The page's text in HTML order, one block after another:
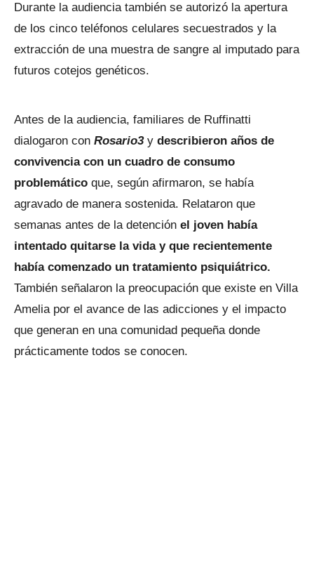
Durante la audiencia también se autorizó la apertura
de los cinco teléfonos celulares secuestrados y la
extracción de una muestra de sangre al imputado para
futuros cotejos genéticos.
Antes de la audiencia, familiares de Ruffinatti
dialogaron con Rosario3 y describieron años de
convivencia con un cuadro de consumo
problemático que, según afirmaron, se había
agravado de manera sostenida. Relataron que
semanas antes de la detención el joven había
intentado quitarse la vida y que recientemente
había comenzado un tratamiento psiquiátrico.
También señalaron la preocupación que existe en Villa
Amelia por el avance de las adicciones y el impacto
que generan en una comunidad pequeña donde
prácticamente todos se conocen.